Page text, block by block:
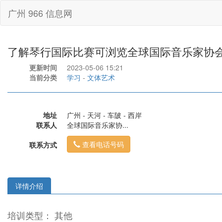
广州 966 信息网
了解琴行国际比赛可浏览全球国际音乐家协
更新时间
2023-05-06 15:21
当前分类
学习 - 文体艺术
地址
广州 - 天河 - 车陂 - 西岸
联系人
全球国际音乐家协...
联系方式
查看电话号码
详情介绍
培训类型： 其他